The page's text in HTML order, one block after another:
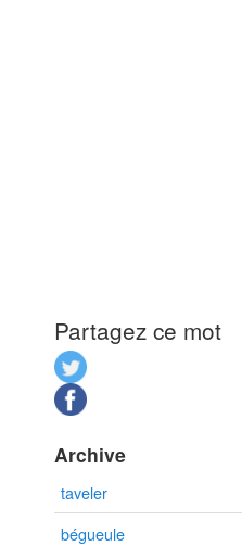
Partagez ce mot
Archive
taveler
bégueule